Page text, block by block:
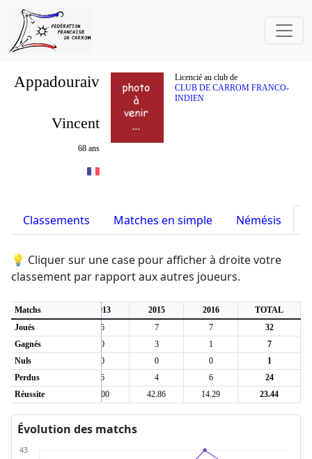
Appadouraiv
Licencié au club de
CLUB DE CARROM FRANCO-
INDIEN
Vincent
68 ans
Classements Matches en simple Némésis
💡 Cliquer sur une case pour afficher à droite votre
classement par rapport aux autres joueurs.
Matchs2012 2013 2015 2016
TOTAL
Joués
6 7 7
32
Gagnés
0 3 1
7
Nuls
0 0 0
1
Perdus
6 4 6
24
Réussite29.17 0.00 42.86 14.29 23.44
Évolution des matchs
43